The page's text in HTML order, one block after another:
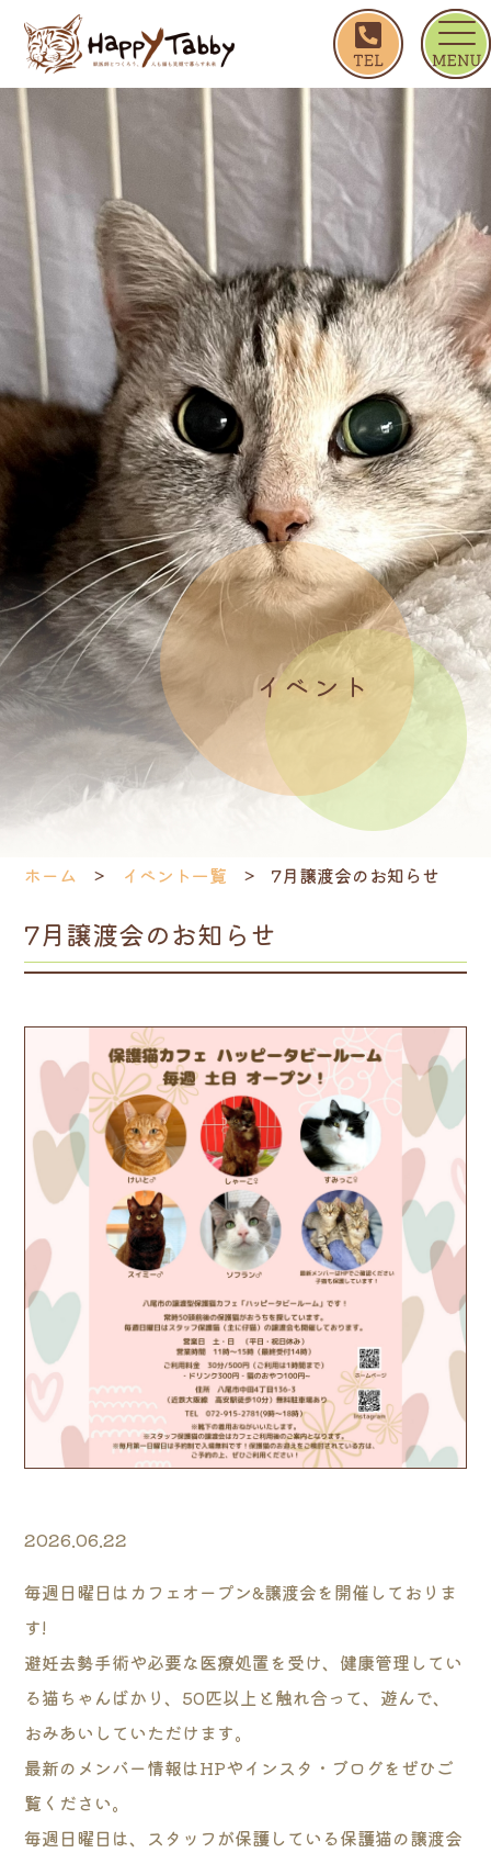
イベント
ホーム イベント一覧 7月譲渡会のお知らせ
7月譲渡会のお知らせ
2026.06.22
毎週日曜日はカフェオープン&譲渡会を開催しておりま
す!
避妊去勢手術や必要な医療処置を受け、健康管理してい
る猫ちゃんばかり、50匹以上と触れ合って、遊んで、
おみあいしていただけます。
最新のメンバー情報はHPやインスタ・ブログをぜひご
覧ください。
毎週日曜日は、スタッフが保護している保護猫の譲渡会